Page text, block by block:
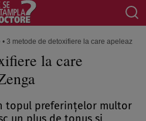
• 3 metode de detoxifiere la care apelează
la care
topul preferinţelor multor